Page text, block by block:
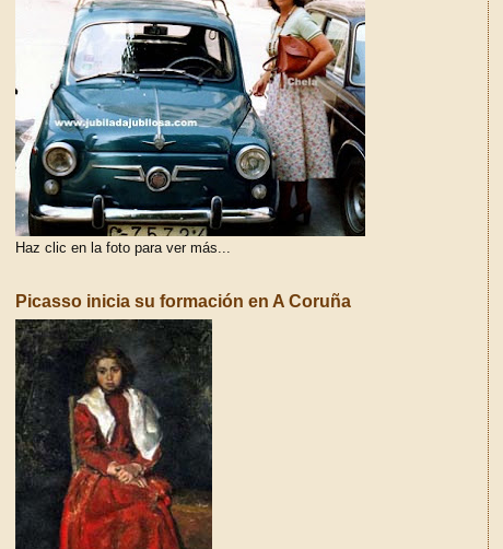
Haz clic en la foto para ver más...
Picasso inicia su formación en A Coruña